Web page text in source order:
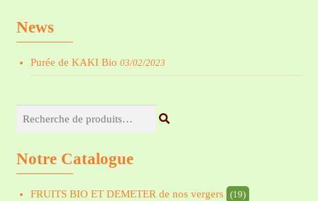
News
Purée de KAKI Bio 03/02/2023
pour :
Notre Catalogue
FRUITS BIO ET DEMETER de nos vergers (19)